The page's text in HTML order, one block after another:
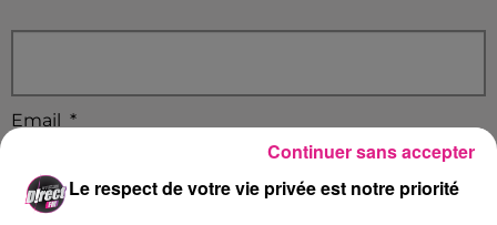
Email *
Le respect de votre vie privée est notre priorité
Continuer sans accepter